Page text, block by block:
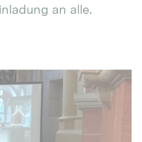
an alle.